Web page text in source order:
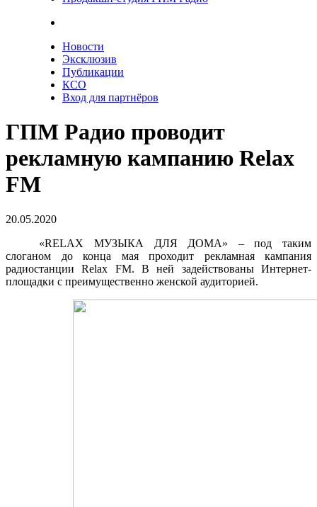
Новости
Эксклюзив
Публикации
КСО
Вход для партнёров
ГПМ Радио проводит
рекламную кампанию Relax
FM
20.05.2020
«RELAX МУЗЫКА ДЛЯ ДОМА» – под таким
слоганом до конца мая проходит рекламная кампания
радиостанции Relax FM. В ней задействованы Интернет-
площадки с преимущественно женской аудиторией.